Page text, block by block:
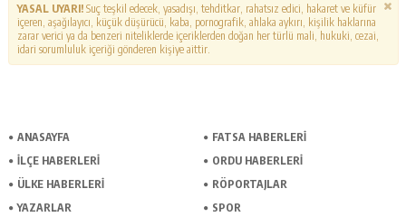
YASAL UYARI!Suç teşkil edecek, yasadışı, tehditkar, rahatsız edici, hakaret ve küfür
içeren, aşağılayıcı, küçük düşürücü, kaba, pornografik, ahlaka aykırı, kişilik haklarına
zarar verici ya da benzeri niteliklerde içeriklerden doğan her türlü mali, hukuki, cezai,
idari sorumluluk içeriği gönderen kişiye aittir.
ANASAYFA
FATSA HABERLERI
İLÇE HABERLERI
ORDU HABERLERI
ÜLKE HABERLERI
RÖPORTAJLAR
YAZARLAR
SPOR